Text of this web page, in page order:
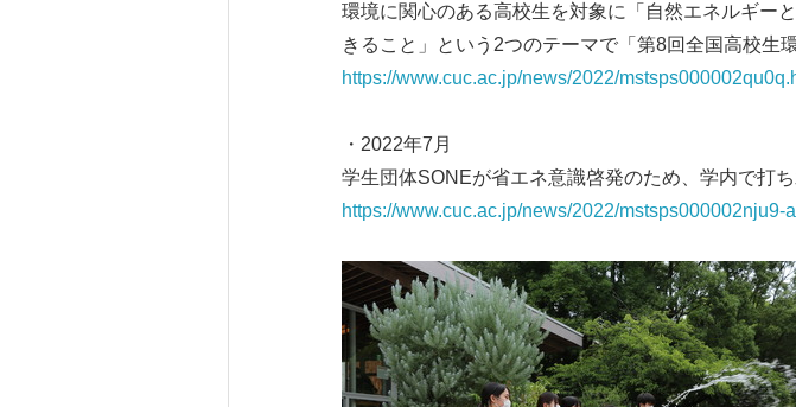
環境に関心のある高校生を対象に「自然エネルギー
きること」という2つのテーマで「第8回全国高校生
https://www.cuc.ac.jp/news/2022/
・2022年7月
学生団体SONEが省エネ意識啓発のため、学内で打ち
https://www.cuc.ac.jp/news/2022/
Japanese